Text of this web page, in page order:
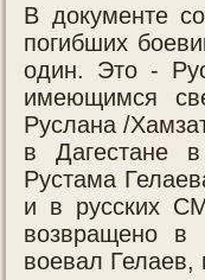
В документе
погибших
один. Это -
имеющимся
Руслана /
в Дагестане
Рустама
и в русских
возвращено в
воевал Гелаев,